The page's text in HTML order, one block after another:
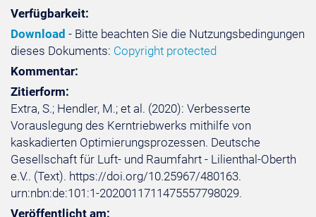
Verfügbarkeit:
Download - Bitte beachten Sie die Nutzungsbedingungen
dieses Dokuments: Copyright protected
Kommentar:
Zitierform:
Extra, S.; Hendler, M.; et al. (2020): Verbesserte
Vorauslegung des Kerntriebwerks mithilfe von
kaskadierten Optimierungsprozessen. Deutsche
Gesellschaft für Luft- und Raumfahrt - Lilienthal-Oberth
e.V.. (Text). https://doi.org/10.25967/480163.
urn:nbn:de:101:1-2020011711475557798029.
Veröffentlicht am: